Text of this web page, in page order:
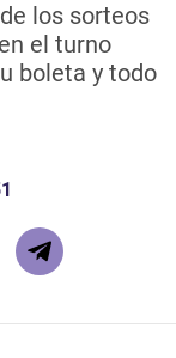
los sorteos
el turno
boleta y todo